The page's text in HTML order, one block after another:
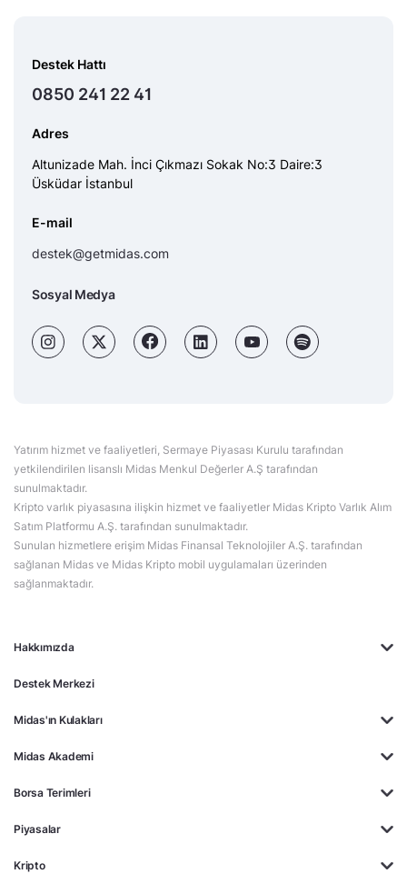
Hakkımızda
Destek Merkezi
Midas'ın Kulakları
Midas Akademi
Borsa Terimleri
Piyasalar
Kripto
Destek Hattı
0850 241 22 41
Adres
Altunizade Mah. İnci Çıkmazı Sokak No:3 Daire:3
Üsküdar İstanbul
E-mail
destek@getmidas.com
Sosyal Medya
Yatırım hizmet ve faaliyetleri, Sermaye Piyasası Kurulu tarafından
yetkilendirilen lisanslı Midas Menkul Değerler A.Ş tarafından
sunulmaktadır.
Kripto varlık piyasasına ilişkin hizmet ve faaliyetler Midas Kripto Varlık Alım
Satım Platformu A.Ş. tarafından sunulmaktadır.
Sunulan hizmetlere erişim Midas Finansal Teknolojiler A.Ş. tarafından
sağlanan Midas ve Midas Kripto mobil uygulamaları üzerinden
sağlanmaktadır.